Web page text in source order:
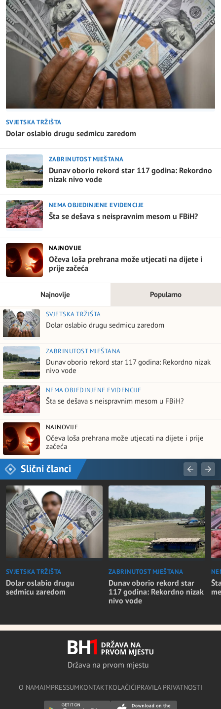
SVJETSKA TRŽIŠTA
Dolar oslabio drugu sedmicu zaredom
ZABRINUTOST MJEŠTANA
Dunav oborio rekord star 117 godina: Rekordno
nizak nivo vode
NEMA OBJEDINJENE EVIDENCIJE
Šta se dešava s neispravnim mesom u FBiH?
NAJNOVIJE
Očeva loša prehrana može utjecati na dijete i
prije začeća
Najnovije Popularno
SVJETSKA TRŽIŠTA
Dolar oslabio drugu sedmicu zaredom
ZABRINUTOST MJEŠTANA
Dunav oborio rekord star 117 godina: Rekordno nizak
nivo vode
NEMA OBJEDINJENE EVIDENCIJE
Šta se dešava s neispravnim mesom u FBiH?
NAJNOVIJE
Očeva loša prehrana može utjecati na dijete i prije
začeća
Slični članci
SVJETSKA TRŽIŠTA
Dolar oslabio drugu
sedmicu zaredom
ZABRINUTOST MJEŠTANA
Dunav oborio rekord star
117 godina: Rekordno nizak
nivo vode
Država na prvom mjestu
O NAMAIMPRESSUMKONTAKTKOLAČIĆIPRAVILA PRIVATNOSTI